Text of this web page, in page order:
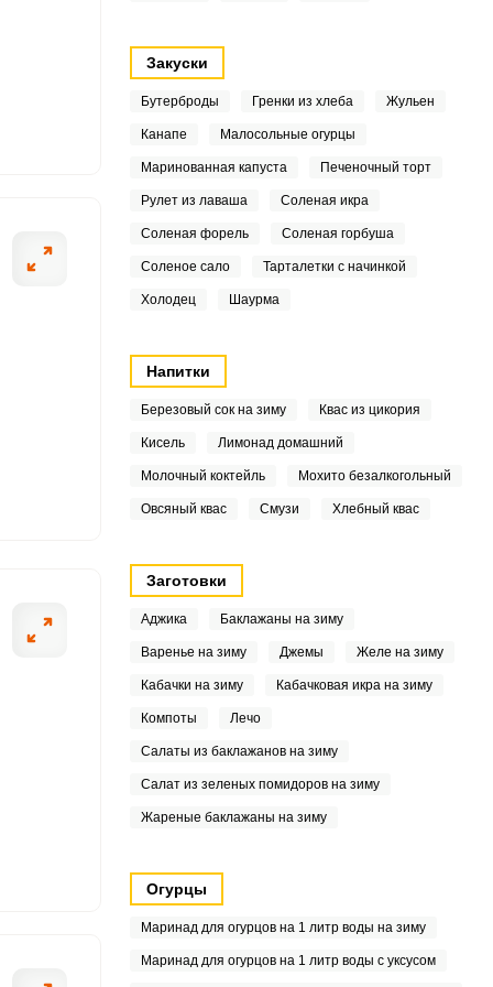
Закуски
Бутерброды Гренки из хлеба Жульен
Канапе Малосольные огурцы
Маринованная капуста Печеночный торт
Рулет из лаваша Соленая икра
Соленая форель Соленая горбуша
Соленое сало Тарталетки с начинкой
Холодец Шаурма
Напитки
Березовый сок на зиму Квас из цикория
Кисель Лимонад домашний
Молочный коктейль Мохито безалкогольный
Овсяный квас Смузи Хлебный квас
Заготовки
Аджика Баклажаны на зиму
Варенье на зиму Джемы Желе на зиму
Кабачки на зиму Кабачковая икра на зиму
Компоты Лечо
Салаты из баклажанов на зиму
Салат из зеленых помидоров на зиму
Жареные баклажаны на зиму
Огурцы
Маринад для огурцов на 1 литр воды на зиму
Маринад для огурцов на 1 литр воды с уксусом
небольшие куски,
овощи: помойте,
с растительным
Казан снимите